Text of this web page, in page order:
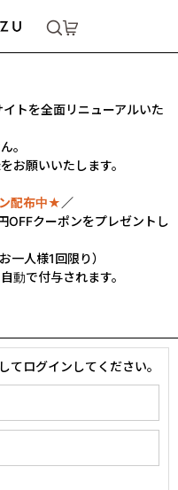
トを全面リニューアルいた
。
お願いいたします。
配布中★ ／
OFFクーポンをプレゼントし
一人様1回限り）
動で付与されます。
てログインしてください。